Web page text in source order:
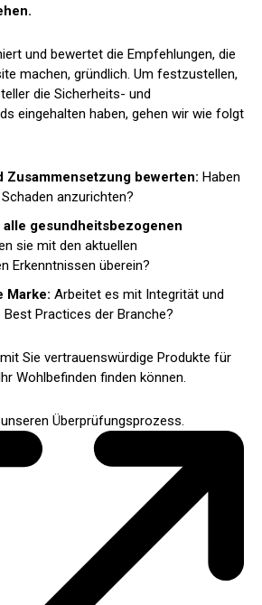
und bewertet die Empfehlungen, die
machen, gründlich. Um festzustellen,
die Sicherheits- und
eingehalten haben, gehen wir wie folgt
Zusammensetzung bewerten: Haben
anzurichten?
gesundheitsbezogenen
sie mit den aktuellen
Erkenntnissen überein?
Marke: Arbeitet es mit Integrität und
Practices der Branche?
Sie vertrauenswürdige Produkte für
Wohlbefinden finden können.
Überprüfungsprozess.